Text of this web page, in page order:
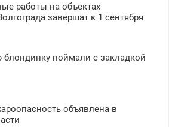
работы на объектах
завершат к 1 сентября
поймали с закладкой
объявлена в